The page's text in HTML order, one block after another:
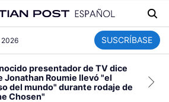
2026 SUSCRÍBASE
presentador de TV dice
Jonathan Roumie llevó "el
del mundo" durante rodaje de
Chosen"